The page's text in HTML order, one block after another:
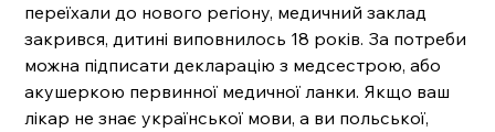
переїхали до нового регіону, медичний заклад
закрився, дитині виповнилось 18 років. За потреби
можна підписати декларацію з медсестрою, або
акушеркою первинної медичної ланки. Якщо ваш
лікар не знає української мови, а ви польської,